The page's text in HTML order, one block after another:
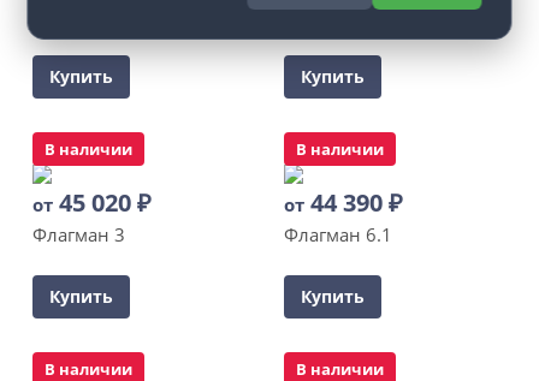
Купить
Флагман 2
Купить
В наличии
от 45 020₽
Флагман 3
Купить
В наличии
от 44 390₽
Флагман 6.1
Купить
В наличии В наличии